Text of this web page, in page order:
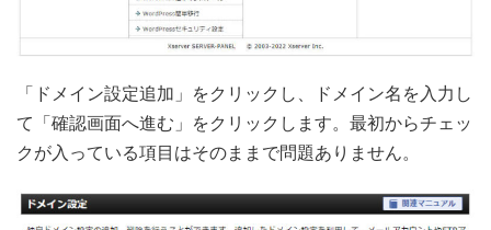
「ドメイン設定追加」をクリックし、ドメイン名を入力し
て「確認画面へ進む」をクリックします。最初からチェッ
クが入っている項目はそのままで問題ありません。